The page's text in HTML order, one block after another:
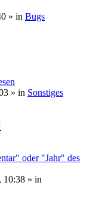
» in Bugs
» in Sonstiges
oder "Jahr" des
10:38 » in